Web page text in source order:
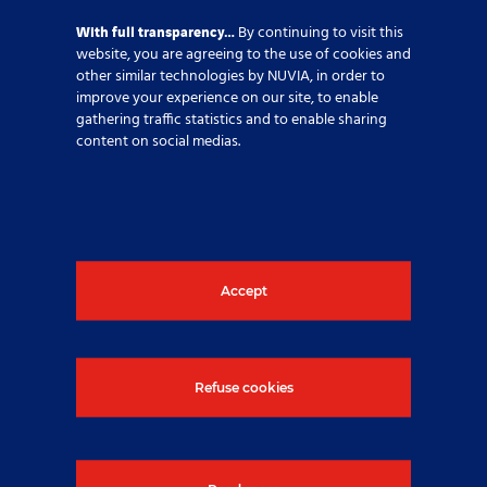
budoucnost našeho odvětví.
Uncategorized @cs
Pokud potřebujete další
informace, klikněte na tlačítko
níže.
With full transparency… By continuing to visit this
website, you are agreeing to the use of cookies and
other similar technologies by NUVIA, in order to
improve your experience on our site, to enable
gathering traffic statistics and to enable sharing
content on social medias.
Accept
Refuse cookies